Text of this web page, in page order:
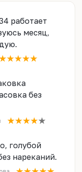
работает
месяц,
без
голубой
нареканий.